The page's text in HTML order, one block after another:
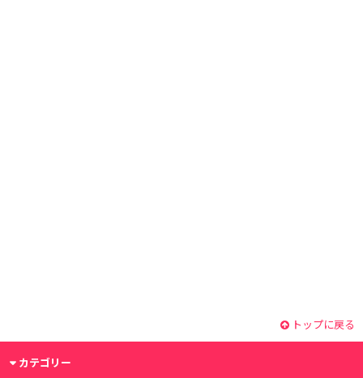
トップに戻る
カテゴリー